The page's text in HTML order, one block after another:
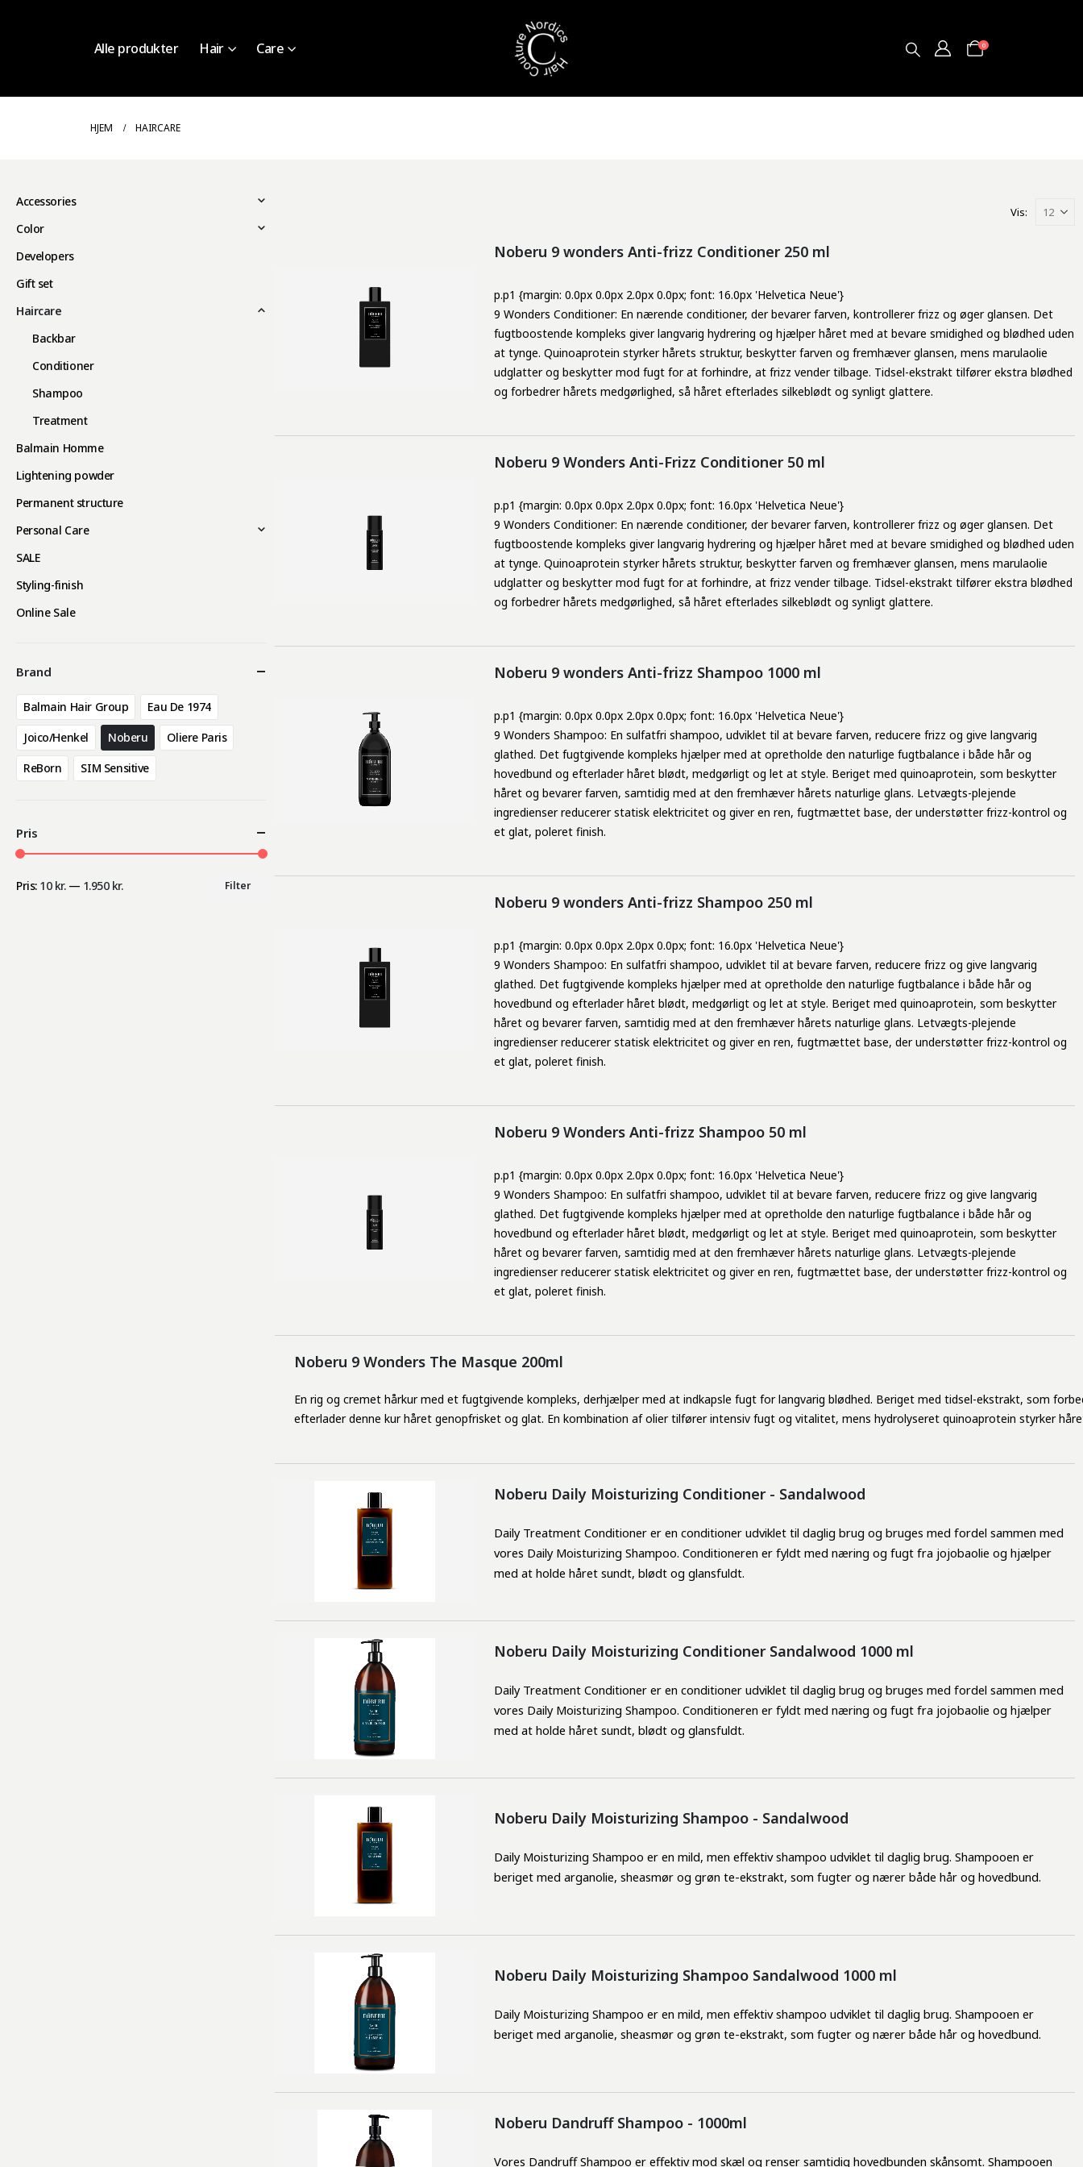
Alle produkter Hair Care 0
HJEM HAIRCARE
Vis:
Noberu 9 wonders Anti-frizz Conditioner 250 ml
p.p1 {margin: 0.0px 0.0px 2.0px 0.0px; font: 16.0px 'Helvetica Neue'}
9 Wonders Conditioner: En nærende conditioner, der bevarer farven, kontrollerer frizz og øger glansen. Det
fugtboostende kompleks giver langvarig hydrering og hjælper håret med at bevare smidighed og blødhed uden
at tynge. Quinoaprotein styrker hårets struktur, beskytter farven og fremhæver glansen, mens marulaolie
udglatter og beskytter mod fugt for at forhindre, at frizz vender tilbage. Tidsel-ekstrakt tilfører ekstra blødhed
og forbedrer hårets medgørlighed, så håret efterlades silkeblødt og synligt glattere.
Noberu 9 Wonders Anti-Frizz Conditioner 50 ml
p.p1 {margin: 0.0px 0.0px 2.0px 0.0px; font: 16.0px 'Helvetica Neue'}
9 Wonders Conditioner: En nærende conditioner, der bevarer farven, kontrollerer frizz og øger glansen. Det
fugtboostende kompleks giver langvarig hydrering og hjælper håret med at bevare smidighed og blødhed uden
at tynge. Quinoaprotein styrker hårets struktur, beskytter farven og fremhæver glansen, mens marulaolie
udglatter og beskytter mod fugt for at forhindre, at frizz vender tilbage. Tidsel-ekstrakt tilfører ekstra blødhed
og forbedrer hårets medgørlighed, så håret efterlades silkeblødt og synligt glattere.
Noberu 9 wonders Anti-frizz Shampoo 1000 ml
p.p1 {margin: 0.0px 0.0px 2.0px 0.0px; font: 16.0px 'Helvetica Neue'}
9 Wonders Shampoo: En sulfatfri shampoo, udviklet til at bevare farven, reducere frizz og give langvarig
glathed. Det fugtgivende kompleks hjælper med at opretholde den naturlige fugtbalance i både hår og
hovedbund og efterlader håret blødt, medgørligt og let at style. Beriget med quinoaprotein, som beskytter
håret og bevarer farven, samtidig med at den fremhæver hårets naturlige glans. Letvægts-plejende
ingredienser reducerer statisk elektricitet og giver en ren, fugtmættet base, der understøtter frizz-kontrol og
et glat, poleret finish.
Noberu 9 wonders Anti-frizz Shampoo 250 ml
p.p1 {margin: 0.0px 0.0px 2.0px 0.0px; font: 16.0px 'Helvetica Neue'}
9 Wonders Shampoo: En sulfatfri shampoo, udviklet til at bevare farven, reducere frizz og give langvarig
glathed. Det fugtgivende kompleks hjælper med at opretholde den naturlige fugtbalance i både hår og
hovedbund og efterlader håret blødt, medgørligt og let at style. Beriget med quinoaprotein, som beskytter
håret og bevarer farven, samtidig med at den fremhæver hårets naturlige glans. Letvægts-plejende
ingredienser reducerer statisk elektricitet og giver en ren, fugtmættet base, der understøtter frizz-kontrol og
et glat, poleret finish.
Noberu 9 Wonders Anti-frizz Shampoo 50 ml
p.p1 {margin: 0.0px 0.0px 2.0px 0.0px; font: 16.0px 'Helvetica Neue'}
9 Wonders Shampoo: En sulfatfri shampoo, udviklet til at bevare farven, reducere frizz og give langvarig
glathed. Det fugtgivende kompleks hjælper med at opretholde den naturlige fugtbalance i både hår og
hovedbund og efterlader håret blødt, medgørligt og let at style. Beriget med quinoaprotein, som beskytter
håret og bevarer farven, samtidig med at den fremhæver hårets naturlige glans. Letvægts-plejende
ingredienser reducerer statisk elektricitet og giver en ren, fugtmættet base, der understøtter frizz-kontrol og
et glat, poleret finish.
Noberu 9 Wonders The Masque 200ml
En rig og cremet hårkur med et fugtgivende kompleks, derhjælper med at indkapsle fugt for langvarig blødhed. Beriget med tidsel-ekstrakt, som
efterlader denne kur håret genopfrisket og glat. En kombination af olier tilfører intensiv fugt og vitalitet, mens hydrolyseret quinoaprotein styrker
Noberu Daily Moisturizing Conditioner - Sandalwood
Daily Treatment Conditioner er en conditioner udviklet til daglig brug og bruges med fordel sammen med
vores Daily Moisturizing Shampoo. Conditioneren er fyldt med næring og fugt fra jojobaolie og hjælper
med at holde håret sundt, blødt og glansfuldt.
Noberu Daily Moisturizing Conditioner Sandalwood 1000 ml
Daily Treatment Conditioner er en conditioner udviklet til daglig brug og bruges med fordel sammen med
vores Daily Moisturizing Shampoo. Conditioneren er fyldt med næring og fugt fra jojobaolie og hjælper
med at holde håret sundt, blødt og glansfuldt.
Noberu Daily Moisturizing Shampoo - Sandalwood
Daily Moisturizing Shampoo er en mild, men effektiv shampoo udviklet til daglig brug. Shampooen er
beriget med arganolie, sheasmør og grøn te-ekstrakt, som fugter og nærer både hår og hovedbund.
Noberu Daily Moisturizing Shampoo Sandalwood 1000 ml
Daily Moisturizing Shampoo er en mild, men effektiv shampoo udviklet til daglig brug. Shampooen er
beriget med arganolie, sheasmør og grøn te-ekstrakt, som fugter og nærer både hår og hovedbund.
Noberu Dandruff Shampoo - 1000ml
Vores Dandruff Shampoo er effektiv mod skæl og renser samtidig hovedbunden skånsomt. Shampooen
Accessories
Color
Developers
Gift set
Haircare
Backbar
Conditioner
Shampoo
Treatment
Balmain Homme
Lightening powder
Permanent structure
Personal Care
SALE
Styling-finish
Online Sale
Brand
Balmain Hair Group
Eau De 1974
Joico/Henkel
Noberu
Oliere Paris
ReBorn
SIM Sensitive
Pris
Filter
Pris: 10 kr.— 1.950 kr.